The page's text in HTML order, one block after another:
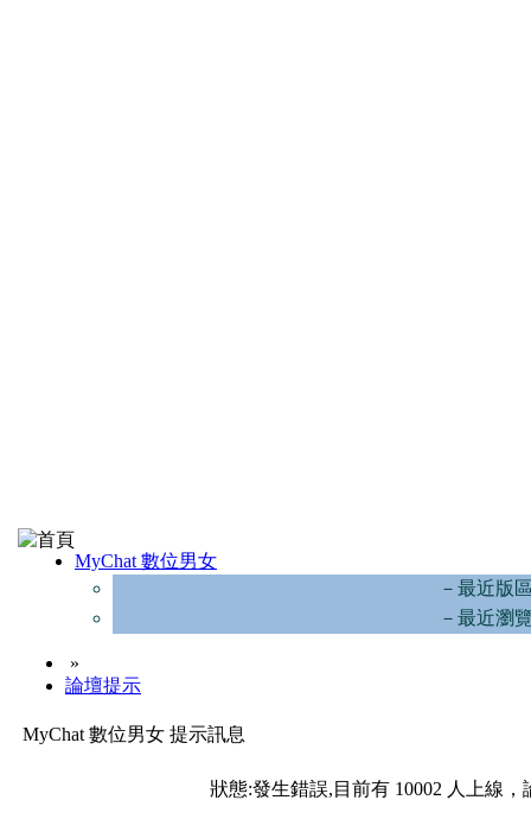
MyChat 數位男女
－最近版
－最近瀏
»
論壇提示
MyChat 數位男女 提示訊息
狀態:發生錯誤,目前有 10002 人上線